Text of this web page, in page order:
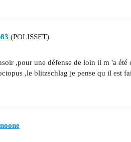
(POLISSET)
,pour une défense de loin il m 'a été
,le blitzschlag je pense qu il est